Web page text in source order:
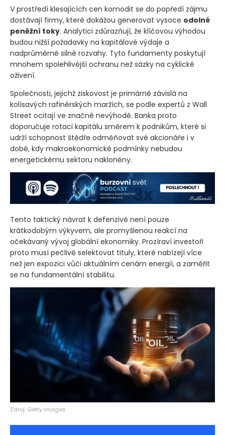
V prostředí klesajících cen komodit se do popředí zájmu
dostávají firmy, které dokážou generovat vysoce odolné
peněžní toky. Analytici zdůrazňují, že klíčovou výhodou
budou nižší požadavky na kapitálové výdaje a
nadprůměrně silné rozvahy. Tyto fundamenty poskytují
mnohem spolehlivější ochranu než sázky na cyklické
oživení.
Společnosti, jejichž ziskovost je primárně závislá na
kolísavých rafinérských maržích, se podle expertů z Wall
Street ocitají ve značné nevýhodě. Banka proto
doporučuje rotaci kapitálu směrem k podnikům, které si
udrží schopnost štědře odměňovat své akcionáře i v
době, kdy makroekonomické podmínky nebudou
energetickému sektoru nakloněny.
Tento taktický návrat k defenzivě není pouze
krátkodobým výkyvem, ale promyšlenou reakcí na
očekávaný vývoj globální ekonomiky. Prozíraví investoři
proto musí pečlivě selektovat tituly, které nabízejí více
než jen expozici vůči aktuálním cenám energií, a zaměřit
se na fundamentální stabilitu.
Zdroj: Getty Images